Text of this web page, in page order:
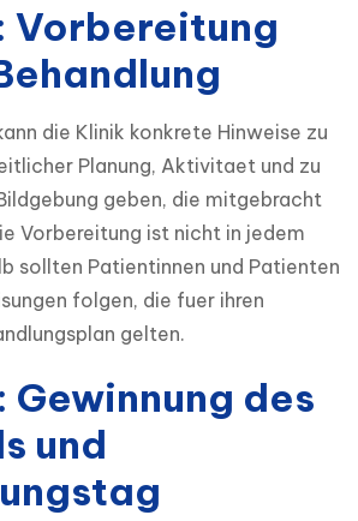
Vorbereitung
die Klinik konkrete Hinweise zu
Planung, Aktivitaet und zu
geben, die mitgebracht
Vorbereitung ist nicht in jedem
sollten Patientinnen und Patienten
folgen, die fuer ihren
gelten.
Gewinnung des
und